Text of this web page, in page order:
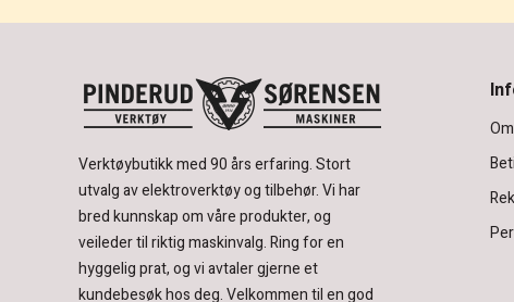
Verktøybutikk med 90 års erfaring.Stort
utvalg av elektroverktøy og tilbehør.Vi har
bred kunnskap om våre produkter, og
veileder til riktig maskinvalg. Ring for en
hyggelig prat, og vi avtaler gjerne et
kundebesøk hos deg.Velkommen til en god